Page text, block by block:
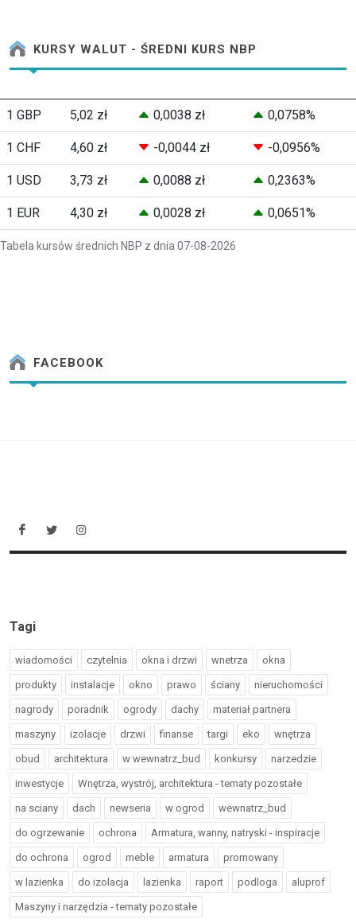
KURSY WALUT - ŚREDNI KURS NBP
Tabela kursów średnich NBP z dnia 07-08-2026
1 GBP 5,02 zł 0,0038 zł 0,0758%
1 CHF 4,60 zł -0,0044 zł -0,0956%
1 USD 3,73 zł 0,0088 zł 0,2363%
1 EUR 4,30 zł 0,0028 zł 0,0651%
FACEBOOK
Tagi
wiadomości czytelnia okna i drzwi wnetrza okna
produkty instalacje okno prawo ściany nieruchomości
nagrody poradnik ogrody dachy materiał partnera
maszyny izolacje drzwi finanse targi eko wnętrza
obud architektura w wewnatrz_bud konkursy narzedzie
inwestycje Wnętrza, wystrój, architektura - tematy pozostałe
na sciany dach newseria w ogrod wewnatrz_bud
do ogrzewanie ochrona Armatura, wanny, natryski - inspiracje
do ochrona ogrod meble armatura promowany
w lazienka do izolacja lazienka raport podloga aluprof
Maszyny i narzędzia - tematy pozostałe